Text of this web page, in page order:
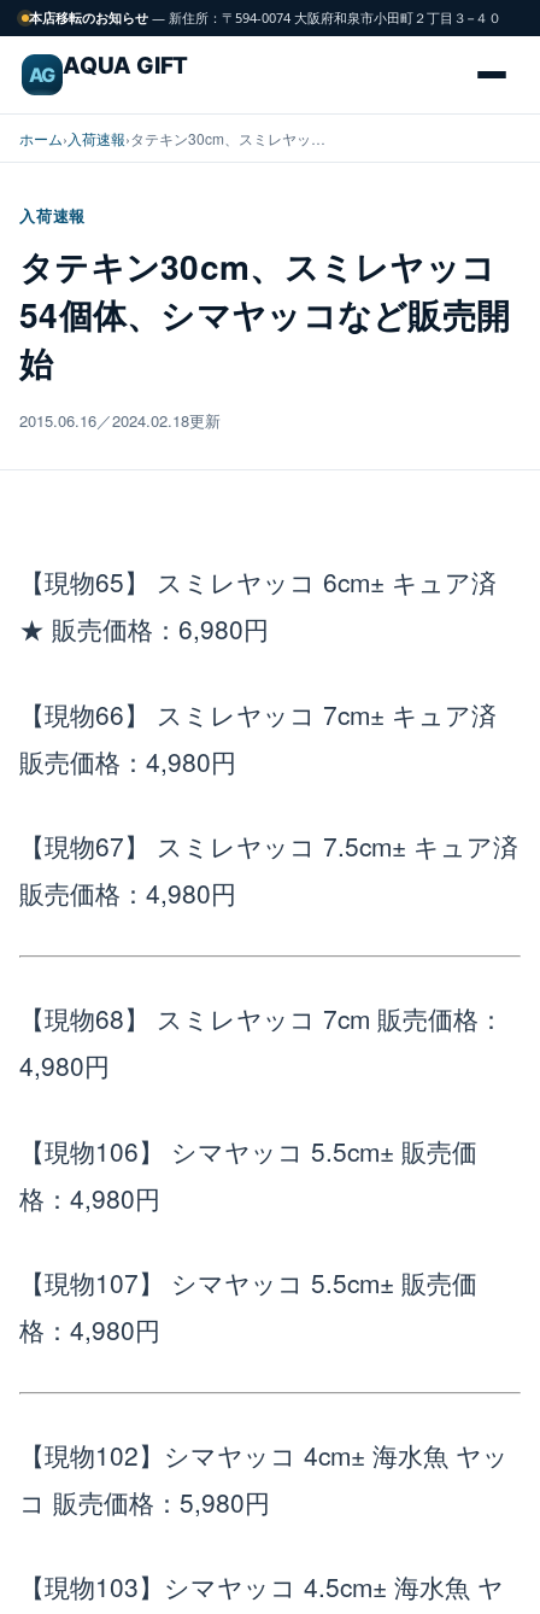
本店移転のお知らせ — 新住所：〒594-0074 大阪府和泉市小田町２丁目３−４０
AG AQUA GIFT
海
水
魚
FISH
飼育用品GEAR
R 楽天店で購入 ↗
ホーム› 入荷速報›タテキン30cm、スミレヤッ…
入荷速報
タテキン30cm、スミレヤッコ
54個体、シマヤッコなど販売開
始
2015.06.16／2024.02.18更新
【現物65】 スミレヤッコ 6cm± キュア済
★ 販売価格：6,980円
【現物66】 スミレヤッコ 7cm± キュア済
販売価格：4,980円
【現物67】 スミレヤッコ 7.5cm± キュア済
販売価格：4,980円
【現物68】 スミレヤッコ 7cm 販売価格：
4,980円
【現物106】 シマヤッコ 5.5cm± 販売価
格：4,980円
【現物107】 シマヤッコ 5.5cm± 販売価
格：4,980円
【現物102】シマヤッコ 4cm± 海水魚 ヤッ
コ 販売価格：5,980円
【現物103】シマヤッコ 4.5cm± 海水魚 ヤ